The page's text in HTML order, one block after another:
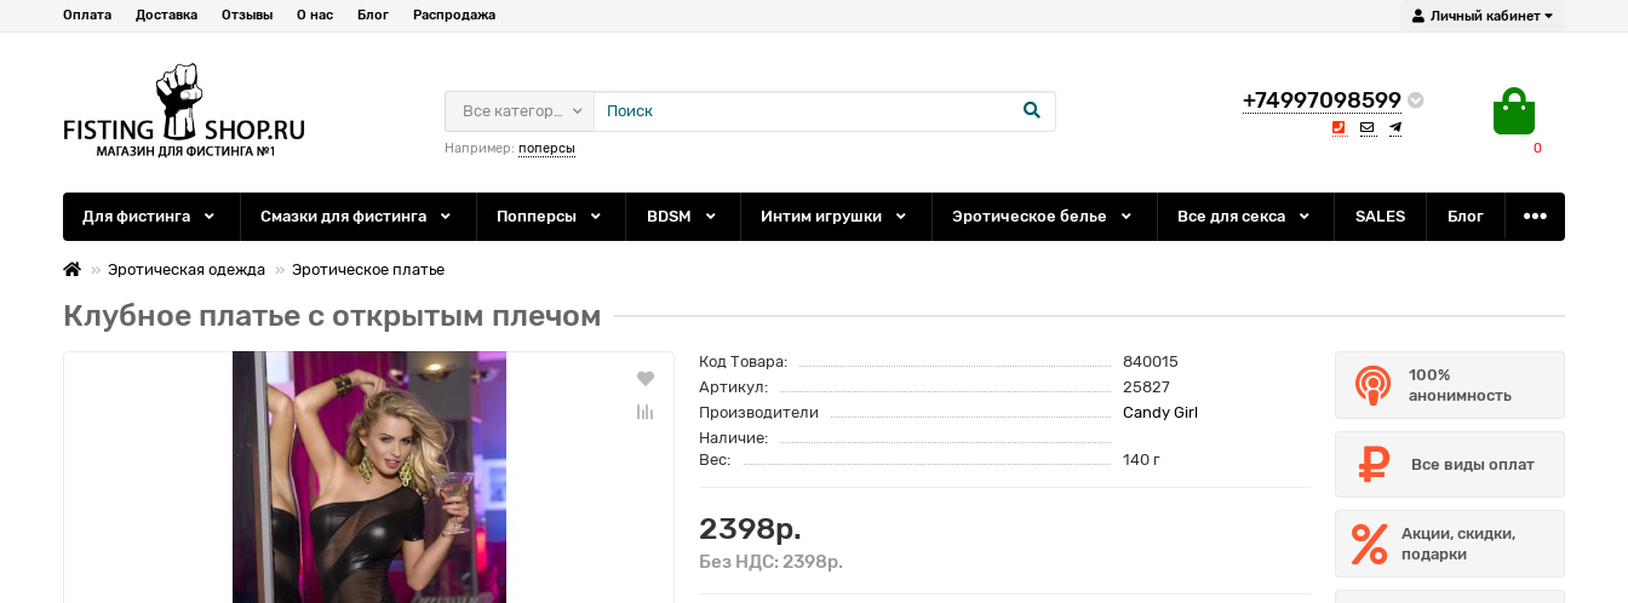
Личный кабинет
Оплата Доставка Отзывы О нас Блог Распродажа
+74997098599
0
Все категории
Например: поперсы
Для фистинга Смазки для фистинга Попперсы BDSM Интим игрушки Эротическое белье Все для секса SALES Блог
Эротическая одежда Эротическое платье
Клубное платье с открытым плечом
Код Товара:
840015
Артикул:
25827
Производители
Candy Girl
Наличие:
Вес:
140 г
2398р.
Без НДС: 2398р.
100%
анонимность
Все виды оплат
Акции, скидки,
подарки